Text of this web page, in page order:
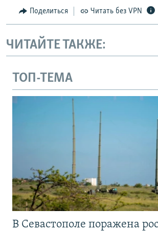
Поделиться Читать без VPN
ЧИТАЙТЕ ТАКЖЕ:
ТОП-ТЕМА
В Севастополе поражена